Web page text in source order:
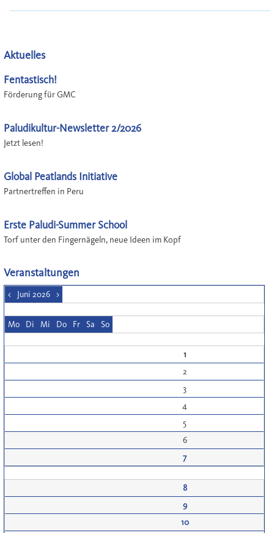
Aktuelles
Fentastisch!
Förderung für GMC
Paludikultur-Newsletter 2/2026
Jetzt lesen!
Global Peatlands Initiative
Partnertreffen in Peru
Erste Paludi-Summer School
Torf unter den Fingernägeln, neue Ideen im Kopf
Veranstaltungen
< Juni 2026 >
Mo Di Mi Do Fr Sa So
1
2
3
4
5
6
7
8
9
10